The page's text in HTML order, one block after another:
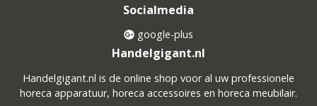
Socialmedia
google-plus
Handelgigant.nl
Handelgigant.nl is de online shop voor al uw professionele
horeca apparatuur, horeca accessoires en horeca meubilair.